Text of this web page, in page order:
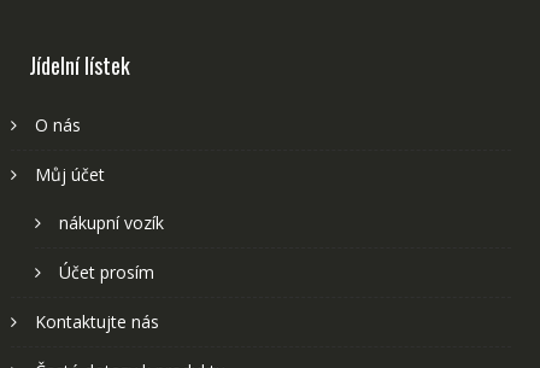
Jídelní lístek
O nás
Můj účet
nákupní vozík
Účet prosím
Kontaktujte nás